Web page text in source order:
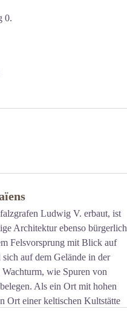
0.
Ludwig V. erbaut, ist
Architektur ebenso bürgerlich
Felsvorsprung mit Blick auf
auf dem Gelände in der
wie Spuren von
Als ein Ort mit hohen
Ort einer keltischen Kultstätte